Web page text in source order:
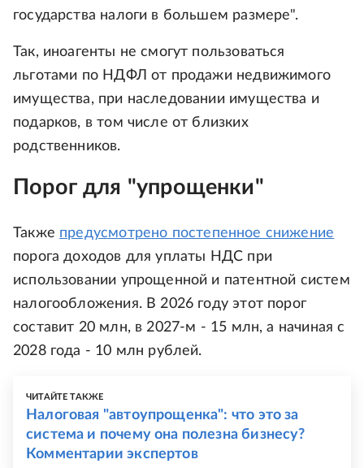
государства налоги в большем размере".
Так, иноагенты не смогут пользоваться
льготами по НДФЛ от продажи недвижимого
имущества, при наследовании имущества и
подарков, в том числе от близких
родственников.
Порог для "упрощенки"
Также предусмотрено постепенное снижение
порога доходов для уплаты НДС при
использовании упрощенной и патентной систем
налогообложения. В 2026 году этот порог
составит 20 млн, в 2027-м - 15 млн, а начиная с
2028 года - 10 млн рублей.
ЧИТАЙТЕ ТАКЖЕ
Налоговая "автоупрощенка": что это за
система и почему она полезна бизнесу?
Комментарии экспертов